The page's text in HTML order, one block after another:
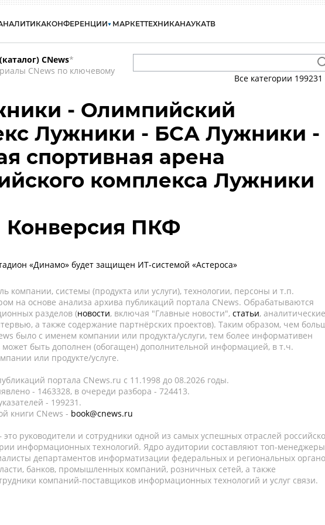
КОНФЕРЕНЦИИ МАРКЕТТЕХНИКАНАУКАТВ
CNews*
CNews по ключевому
Все категории 199231
- Олимпийский
Лужники - БСА Лужники -
спортивная арена
комплекса Лужники
Конверсия ПКФ
«Динамо» будет защищен ИТ-системой «Астероса»
компании, системы (продукта или услуги), технологии, персоны и т.п.
на основе анализа архива публикаций портала CNews. Обрабатываются
разделов (новости, включая "Главные новости", статьи, аналитические
а также содержание партнёрских проектов). Таким образом, чем
было с именем компании или продукта/услуги, тем более информативен
быть дополнен (обогащен) дополнительной информацией, в т.ч.
или продукте/услуге.
портала CNews.ru c 11.1998 до 08.2026 годы.
- 1463328, в очереди разбора - 724413.
- 199231.
книги CNews - book@cnews.ru
руководители и сотрудники одной из самых успешных отраслей
информационных технологий. Ядро аудитории составляют топ-
департаментов информатизации федеральных и региональных
банков, промышленных компаний, розничных сетей, а также
компаний-поставщиков информационных технологий и услуг связи.